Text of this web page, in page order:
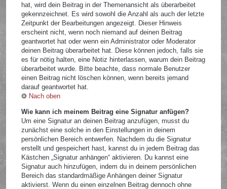
hat, wird dein Beitrag in der Themenansicht als überarbeitet
gekennzeichnet. Es wird sowohl die Anzahl als auch der letzte
Zeitpunkt der Bearbeitungen angezeigt. Dieser Hinweis
erscheint nicht, wenn noch niemand auf deinen Beitrag
geantwortet hat oder wenn ein Administrator oder Moderator
deinen Beitrag überarbeitet hat. Diese können jedoch, falls sie
es für nötig halten, eine Notiz hinterlassen, warum dein Beitrag
überarbeitet wurde. Bitte beachte, dass normale Benutzer
einen Beitrag nicht löschen können, wenn bereits jemand
darauf geantwortet hat.
Nach oben
Wie kann ich meinem Beitrag eine Signatur anfügen?
Um eine Signatur an deinen Beitrag anzufügen, musst du
zunächst eine solche in den Einstellungen in deinem
persönlichen Bereich entwerfen. Nachdem du die Signatur
erstellt und gespeichert hast, kannst du in jedem Beitrag das
Kästchen „Signatur anhängen“ aktivieren. Du kannst eine
Signatur auch hinzufügen, indem du in deinem persönlichen
Bereich das standardmäßige Anhängen deiner Signatur
aktivierst. Wenn du einen einzelnen Beitrag dennoch ohne